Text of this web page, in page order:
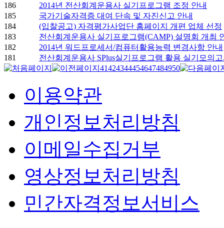
186
2014년 전산회계운용사 실기프로그램 조정 안내
185
국가기술자격증 대여 단속 및 자진신고 안내
184
(입찰공고) 자격평가사업단 홈페이지 개편 업체 선정
183
전산회계운용사 실기프로그램(CAMP) 설명회 개최
182
2014년 워드프로세서/컴퓨터활용능력 변경사항 안내
181
전산회계운용사 SPlus실기프로그램 활용 실기모의
41424344454647484950
이용약관
개인정보처리방침
이메일수집거부
영상정보처리방침
민간자격정보서비스